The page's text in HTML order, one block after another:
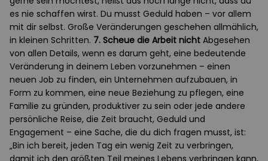
es nie schaffen wirst. Du musst Geduld haben – vor allem
mit dir selbst. Große Veränderungen geschehen allmählich,
in kleinen Schritten. 7. Scheue die Arbeit nicht Abgesehen
von allen Details, wenn es darum geht, eine bedeutende
Veränderung in deinem Leben vorzunehmen – einen
neuen Job zu finden, ein Unternehmen aufzubauen, in
Form zu kommen, eine neue Beziehung zu pflegen, eine
Familie zu gründen, produktiver zu sein oder jede andere
persönliche Reise, die Zeit braucht, Geduld und
Engagement – eine Sache, die du dich fragen musst, ist:
„Bin ich bereit, jeden Tag ein wenig Zeit zu verbringen,